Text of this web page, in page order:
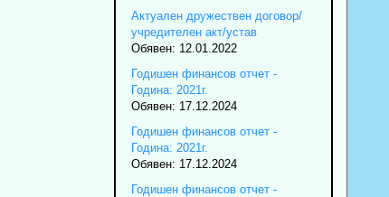
Актуален дружествен договор/
учредителен акт/устав
Обявен: 12.01.2022
Годишен финансов отчет -
Година: 2021г.
Обявен: 17.12.2024
Годишен финансов отчет -
Година: 2021г.
Обявен: 17.12.2024
Годишен финансов отчет -